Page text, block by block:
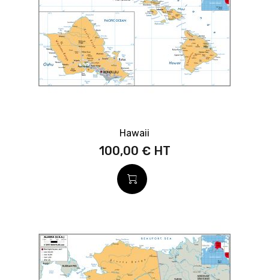
Hawaii
100,00 €